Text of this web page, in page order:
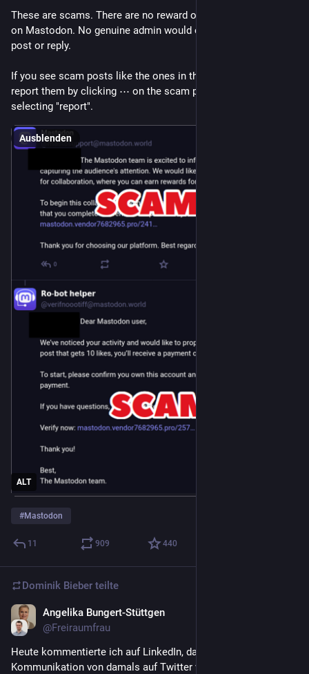
These are scams. There are no reward or payment schemes
on Mastodon. No genuine admin would ever send this kind of
post or reply.
If you see scam posts like the ones in the screenshot below,
report them by clicking ⋯ on the scam posts and then
selecting "report".
ALT
Ausblenden
#Mastodon
11 909 440
Dominik Bieber teilte
Angelika Bungert-Stüttgen
@Freiraumfrau
Heute kommentierte ich auf LinkedIn, dass ich die
Kommunikation von damals auf Twitter vermisse. Ein guter